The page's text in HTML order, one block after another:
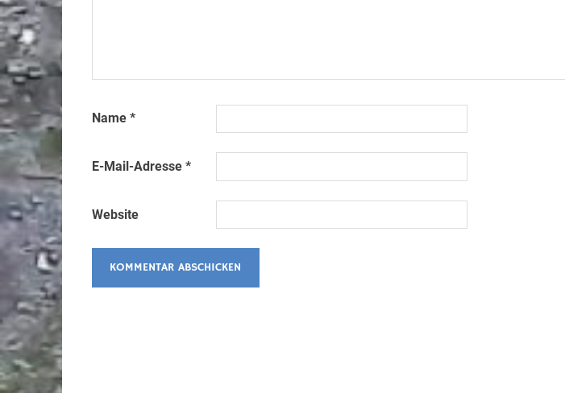
Name *
E-Mail-Adresse *
Website